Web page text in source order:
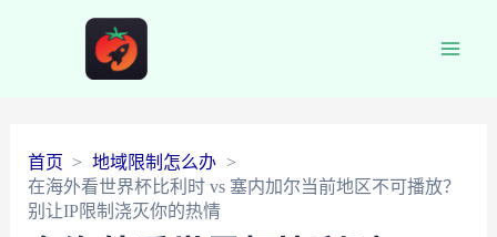
首页
地域限制怎么办
在海外看世界杯比利时 vs 塞内加尔当前地区不可播放？
别让IP限制浇灭你的热情